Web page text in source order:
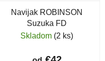
Navijak ROBINSON
Suzuka FD
Skladom (2 ks)